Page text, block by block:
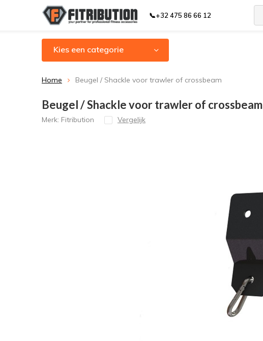
📞+32 475 86 66 12
Kies een categorie
Home Beugel / Shackle voor trawler of crossbeam
Beugel / Shackle voor trawler of crossbeam
Merk: Fitribution Vergelijk